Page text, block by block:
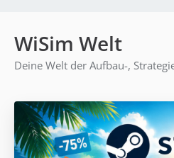
WiSim Welt
Deine Welt der Aufbau-,